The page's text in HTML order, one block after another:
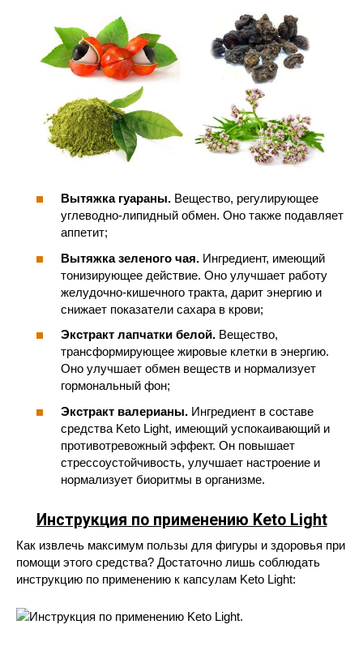
Вытяжка гуараны. Вещество, регулирующее
углеводно-липидный обмен. Оно также подавляет
аппетит;
Вытяжка зеленого чая. Ингредиент, имеющий
тонизирующее действие. Оно улучшает работу
желудочно-кишечного тракта, дарит энергию и
снижает показатели сахара в крови;
Экстракт лапчатки белой. Вещество,
трансформирующее жировые клетки в энергию.
Оно улучшает обмен веществ и нормализует
гормональный фон;
Экстракт валерианы. Ингредиент в составе
средства Keto Light, имеющий успокаивающий и
противотревожный эффект. Он повышает
стрессоустойчивость, улучшает настроение и
нормализует биоритмы в организме.
Инструкция по применению Keto Light
Как извлечь максимум пользы для фигуры и здоровья при
помощи этого средства? Достаточно лишь соблюдать
инструкцию по применению к капсулам Keto Light: